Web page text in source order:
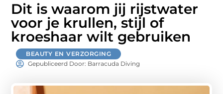
Dit is waarom jij rijstwater
voor je krullen, stijl of
kroeshaar wilt gebruiken
BEAUTY EN VERZORGING
Gepubliceerd Door: Barracuda Diving